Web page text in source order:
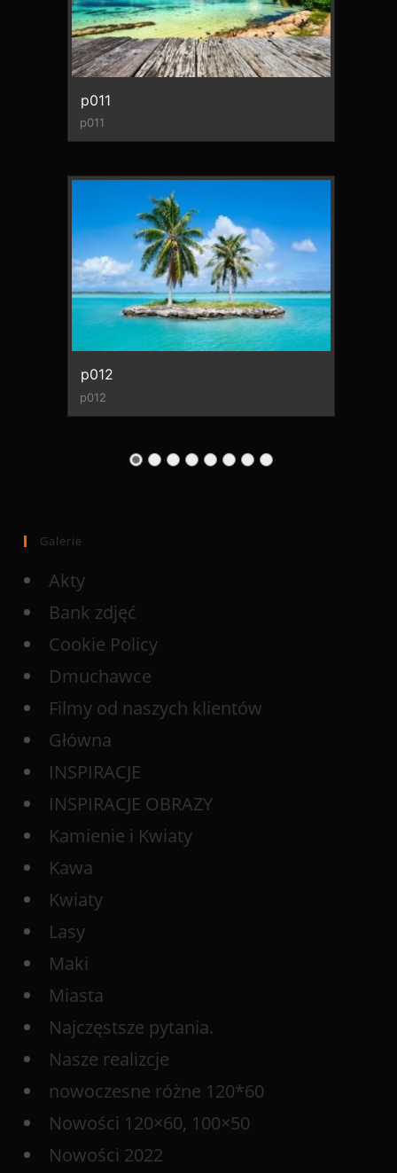
p011
p011
p012
p012
Galerie
Akty
Bank zdjęć
Cookie Policy
Dmuchawce
Filmy od naszych klientów
Główna
INSPIRACJE
INSPIRACJE OBRAZY
Kamienie i Kwiaty
Kawa
Kwiaty
Lasy
Maki
Miasta
Najczęstsze pytania.
Nasze realizcje
nowoczesne różne 120*60
Nowości 120×60, 100×50
Nowości 2022